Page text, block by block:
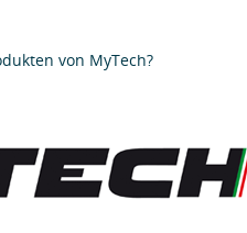
von MyTech?